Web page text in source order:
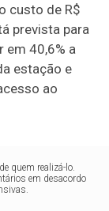
custo de R$
prevista para
em 40,6% a
estação e
ao
quem realizá-lo.
em desacordo